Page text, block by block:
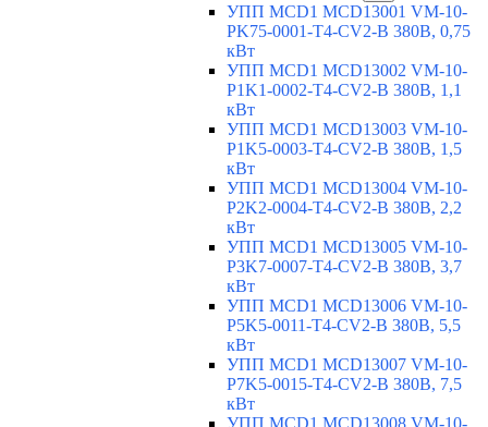
УПП MCD1 MCD13001 VM-10-
PK75-0001-T4-CV2-B 380В, 0,75
кВт
УПП MCD1 MCD13002 VM-10-
P1K1-0002-T4-CV2-B 380В, 1,1
кВт
УПП MCD1 MCD13003 VM-10-
P1K5-0003-T4-CV2-B 380В, 1,5
кВт
УПП MCD1 MCD13004 VM-10-
P2K2-0004-T4-CV2-B 380В, 2,2
кВт
УПП MCD1 MCD13005 VM-10-
P3K7-0007-T4-CV2-B 380В, 3,7
кВт
УПП MCD1 MCD13006 VM-10-
P5K5-0011-T4-CV2-B 380В, 5,5
кВт
УПП MCD1 MCD13007 VM-10-
P7K5-0015-T4-CV2-B 380В, 7,5
кВт
УПП MCD1 MCD13008 VM-10-